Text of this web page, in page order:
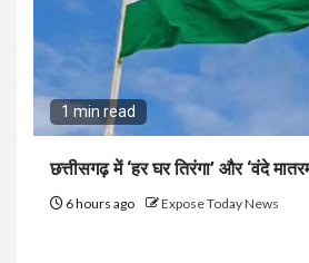
1 min read
छत्तीसगढ़ में ‘हर घर तिरंगा’ और ‘वंदे
6 hours ago Expose Today News